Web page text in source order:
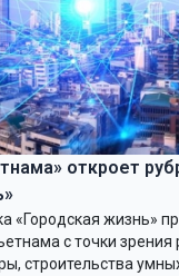
откроет
«Городская жизнь»
с точки зрения
строительства